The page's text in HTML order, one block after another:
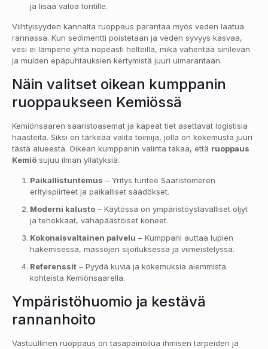
ja lisää valoa tontille.
Viihtyisyyden kannalta ruoppaus parantaa myös veden laatua
rannassa. Kun sedimentti poistetaan ja veden syvyys kasvaa,
vesi ei lämpene yhtä nopeasti helteillä, mikä vähentää sinilevän
ja muiden epäpuhtauksien kertymistä juuri uimarantaan.
Näin valitset oikean kumppanin
ruoppaukseen Kemiössä
Kemiönsaaren saaristoasemat ja kapeat tiet asettavat logistisia
haasteita. Siksi on tärkeää valita toimija, jolla on kokemusta juuri
tästä alueesta. Oikean kumppanin valinta takaa, että ruoppaus
Kemiö sujuu ilman yllätyksiä.
Paikallistuntemus – Yritys tuntee Saaristomeren
erityispiirteet ja paikalliset säädökset.
Moderni kalusto – Käytössä on ympäristöystävälliset öljyt
ja tehokkaat, vähäpäästöiset koneet.
Kokonaisvaltainen palvelu – Kumppani auttaa lupien
hakemisessa, massojen sijoituksessa ja viimeistelyssä.
Referenssit – Pyydä kuvia ja kokemuksia aiemmista
kohteista Kemiönsaarella.
Ympäristöhuomio ja kestävä
rannanhoito
Vastuullinen ruoppaus on tasapainoilua ihmisen tarpeiden ja